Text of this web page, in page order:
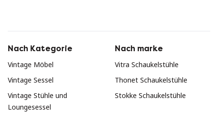
Nach Kategorie
Vintage Möbel
Vintage Sessel
Vintage Stühle und
Loungesessel
Nach marke
Vitra Schaukelstühle
Thonet Schaukelstühle
Stokke Schaukelstühle